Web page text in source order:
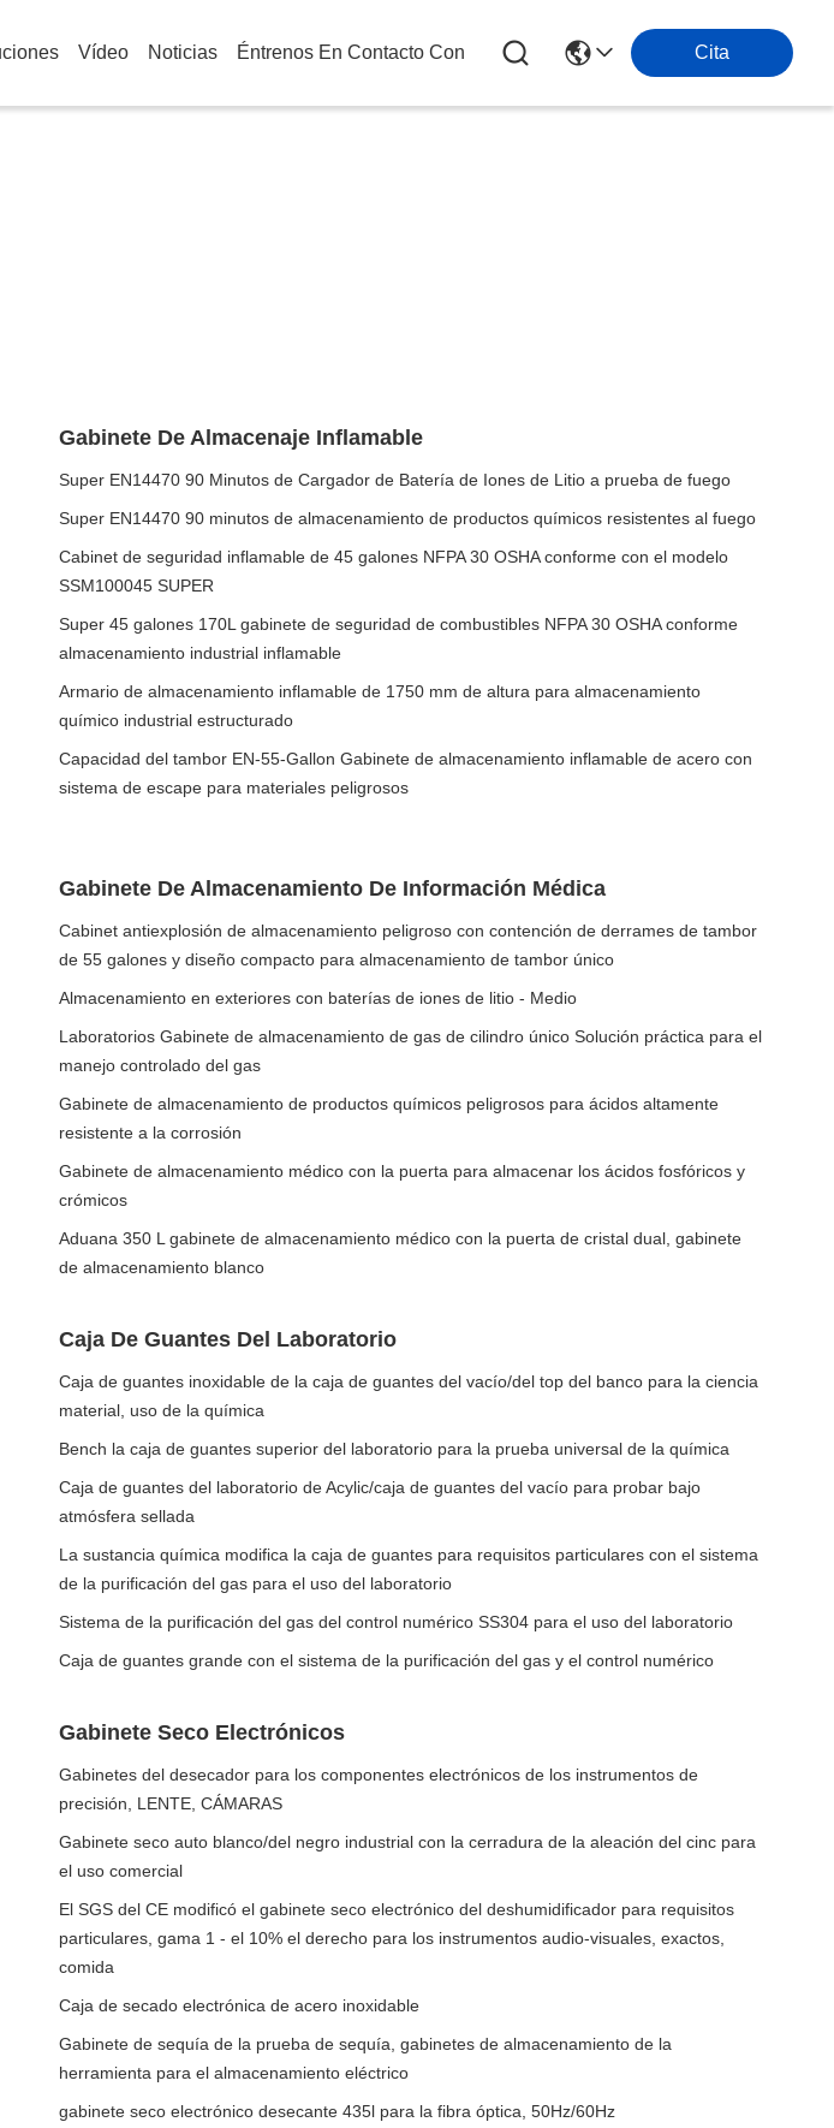
Vídeo Noticias Éntrenos En Contacto Con Cita
Gabinete De Almacenaje Inflamable
Super EN14470 90 Minutos de Cargador de Batería de Iones de Litio a prueba de fuego
Super EN14470 90 minutos de almacenamiento de productos químicos resistentes al fuego
Cabinet de seguridad inflamable de 45 galones NFPA 30 OSHA conforme con el modelo
SSM100045 SUPER
Super 45 galones 170L gabinete de seguridad de combustibles NFPA 30 OSHA conforme
almacenamiento industrial inflamable
Armario de almacenamiento inflamable de 1750 mm de altura para almacenamiento
químico industrial estructurado
Capacidad del tambor EN-55-Gallon Gabinete de almacenamiento inflamable de acero con
sistema de escape para materiales peligrosos
Gabinete De Almacenamiento De Información Médica
Cabinet antiexplosión de almacenamiento peligroso con contención de derrames de tambor
de 55 galones y diseño compacto para almacenamiento de tambor único
Almacenamiento en exteriores con baterías de iones de litio - Medio
Laboratorios Gabinete de almacenamiento de gas de cilindro único Solución práctica para el
manejo controlado del gas
Gabinete de almacenamiento de productos químicos peligrosos para ácidos altamente
resistente a la corrosión
Gabinete de almacenamiento médico con la puerta para almacenar los ácidos fosfóricos y
crómicos
Aduana 350 L gabinete de almacenamiento médico con la puerta de cristal dual, gabinete
de almacenamiento blanco
Caja De Guantes Del Laboratorio
Caja de guantes inoxidable de la caja de guantes del vacío/del top del banco para la ciencia
material, uso de la química
Bench la caja de guantes superior del laboratorio para la prueba universal de la química
Caja de guantes del laboratorio de Acylic/caja de guantes del vacío para probar bajo
atmósfera sellada
La sustancia química modifica la caja de guantes para requisitos particulares con el sistema
de la purificación del gas para el uso del laboratorio
Sistema de la purificación del gas del control numérico SS304 para el uso del laboratorio
Caja de guantes grande con el sistema de la purificación del gas y el control numérico
Gabinete Seco Electrónicos
Gabinetes del desecador para los componentes electrónicos de los instrumentos de
precisión, LENTE, CÁMARAS
Gabinete seco auto blanco/del negro industrial con la cerradura de la aleación del cinc para
el uso comercial
El SGS del CE modificó el gabinete seco electrónico del deshumidificador para requisitos
particulares, gama 1 - el 10% el derecho para los instrumentos audio-visuales, exactos,
comida
Caja de secado electrónica de acero inoxidable
Gabinete de sequía de la prueba de sequía, gabinetes de almacenamiento de la
herramienta para el almacenamiento eléctrico
gabinete seco electrónico desecante 435l para la fibra óptica, 50Hz/60Hz